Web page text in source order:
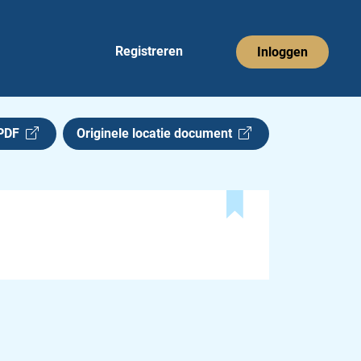
Registreren Inloggen
Originele locatie document